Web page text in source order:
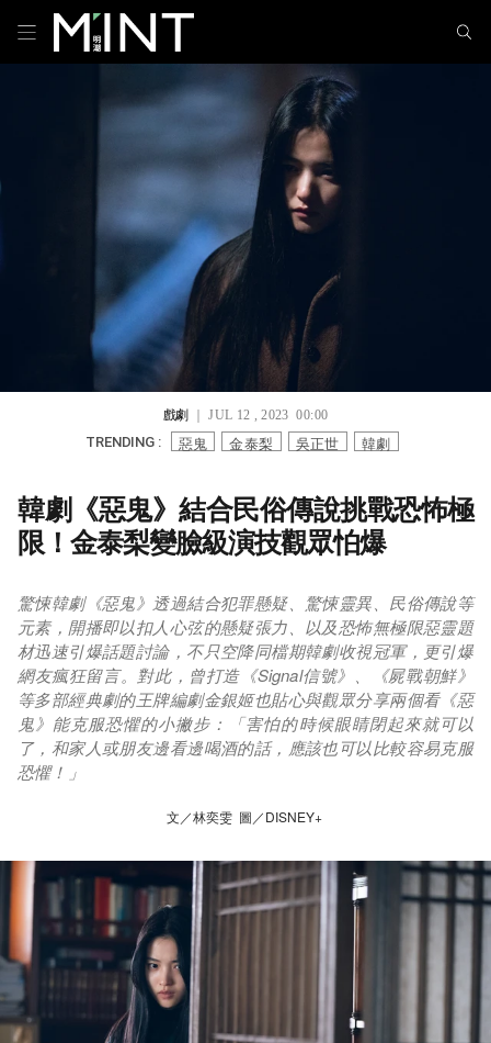
戲劇｜ JUL 12 , 2023 00:00
TRENDING : 惡鬼 金泰梨 吳正世 韓劇
韓劇《惡鬼》結合民俗傳說挑戰恐怖極
限！金泰梨變臉級演技觀眾怕爆
驚悚韓劇《惡鬼》透過結合犯罪懸疑、驚悚靈異、民俗傳說等
元素，開播即以扣人心弦的懸疑張力、以及恐怖無極限惡靈題
材迅速引爆話題討論，不只空降同檔期韓劇收視冠軍，更引爆
網友瘋狂留言。對此，曾打造《Signal信號》、《屍戰朝鮮》
等多部經典劇的王牌編劇金銀姬也貼心與觀眾分享兩個看《惡
鬼》能克服恐懼的小撇步：「害怕的時候眼睛閉起來就可以
了，和家人或朋友邊看邊喝酒的話，應該也可以比較容易克服
恐懼！」
文／林奕雯 圖／DISNEY+